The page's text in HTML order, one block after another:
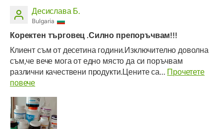
Десислава Б.
Bulgaria
Коректен търговец .Силно препоръчвам!!!
Клиент съм от десетина години.Изключително доволна
съм,че вече мога от едно място да си поръчвам
различни качествени продукти.Цените са... Прочетете
повече